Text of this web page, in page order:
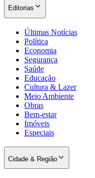
Editorias
Últimas Notícias
Política
Economia
Segurança
Saúde
Educação
Cultura & Lazer
Meio Ambiente
Obras
Bem-estar
Imóveis
Especiais
Cidade & Região